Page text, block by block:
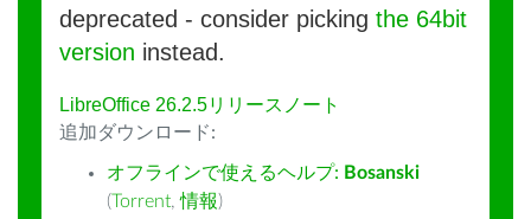
deprecated - consider picking the 64bit
version instead.
LibreOffice 26.2.5リリースノート
追加ダウンロード:
オフラインで使えるヘルプ: Bosanski
(Torrent,情報)